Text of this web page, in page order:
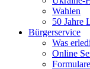
Wahlen
50 Jahre
Bürgerservice
Was
Online